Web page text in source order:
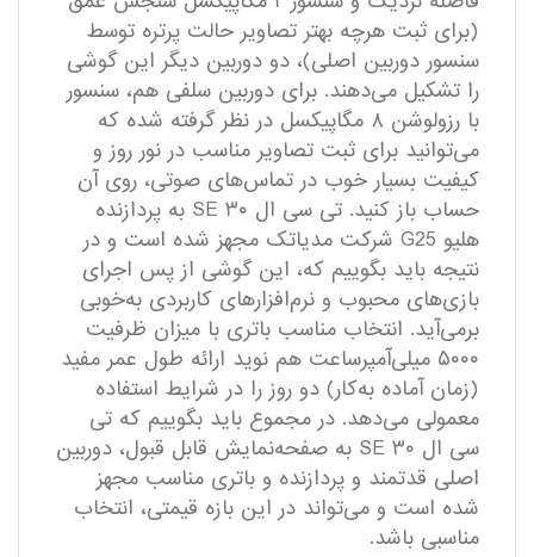
(برای ثبت هرچه بهتر تصاویر حالت پرتره توسط
سنسور دوربین اصلی)، دو دوربین دیگر این گوشی
را تشکیل می‌دهند. برای دوربین سلفی هم، سنسور
با رزولوشن ۸ مگاپیکسل در نظر گرفته شده که
می‌توانید برای ثبت تصاویر مناسب در نور روز و
کیفیت بسیار خوب در تماس‌های صوتی، روی آن
حساب باز کنید. تی سی ال ۳۰ SE به پردازنده
هلیو G25 شرکت مدیاتک مجهز شده است و در
نتیجه باید بگوییم که، این گوشی از پس اجرای
بازی‌های محبوب و نرم‌افزار‌های کاربردی به‌خوبی
برمی‌آید. انتخاب مناسب باتری با میزان ظرفیت
۵۰۰۰ میلی‌آمپر‌ساعت هم نوید ارائه طول عمر مفید
(زمان آماده به‌کار) دو روز را در شرایط استفاده
معمولی می‌دهد. در مجموع باید بگوییم که تی
سی ال ۳۰ SE به صفحه‌نمایش قابل قبول، دوربین
اصلی قدتمند و پردازنده و باتری مناسب مجهز
شده است و می‌تواند در این بازه قیمتی، انتخاب
مناسبی باشد.